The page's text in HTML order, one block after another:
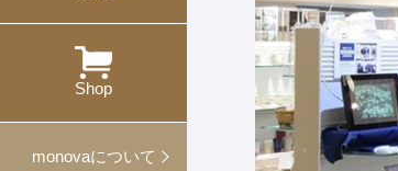
Shop
monovaについて
出展
プロデュース事例
ギフト・ノベルティ
プレスリリース
過去の展示会
対談